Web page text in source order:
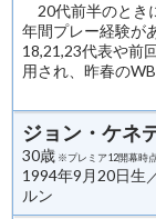
20代前半のとき
年間プレー経験が
18,21,23代表や前
用され、昨春の
ジョン・ケネ
30歳 ※プレミア12開幕時点
1994年9月20日生
ルン